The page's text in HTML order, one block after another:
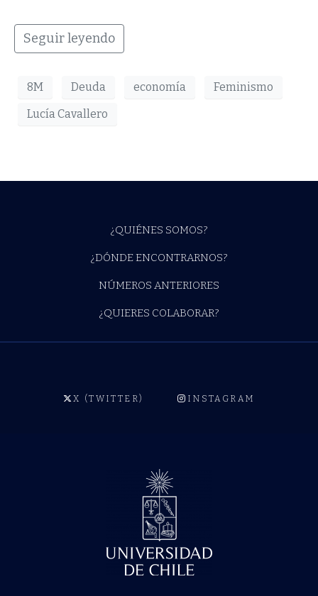
Seguir leyendo
8M Deuda economía
Feminismo
Lucía Cavallero
¿QUIÉNES SOMOS?
¿DÓNDE ENCONTRARNOS?
NÚMEROS ANTERIORES
¿QUIERES COLABORAR?
X (TWITTER) INSTAGRAM